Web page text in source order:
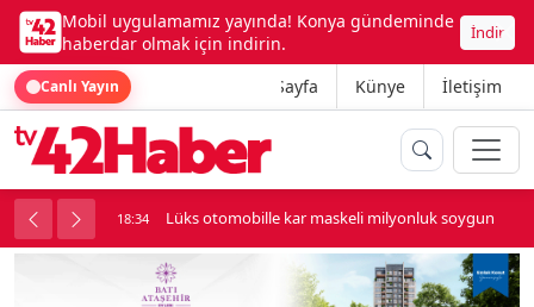
Mobil uygulamamız yayında! Konya gündeminde
haberdar olmak için indirin.
İndir
Canlı Yayın Ana Sayfa Künye İletişim
kavga çıktı 18:34 Lüks otomobille kar maskeli milyonluk soygun